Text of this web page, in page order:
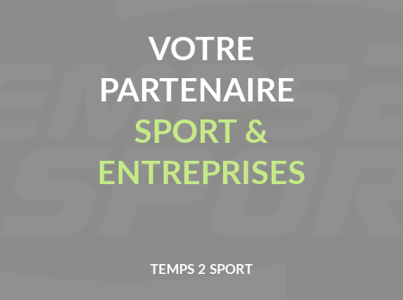
VOTRE
PARTENAIRE
SPORT &
ENTREPRISES
TEMPS 2 SPORT